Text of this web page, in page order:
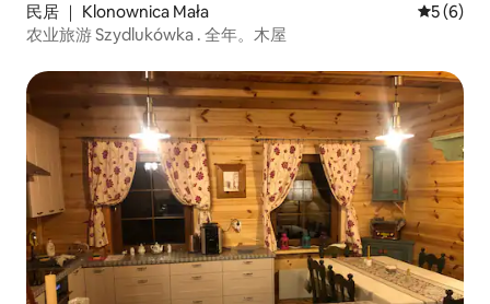
民居 ｜ Klonownica Mała 平均评分
5 (6)
农业旅游 Szydlukówka . 全年。木屋